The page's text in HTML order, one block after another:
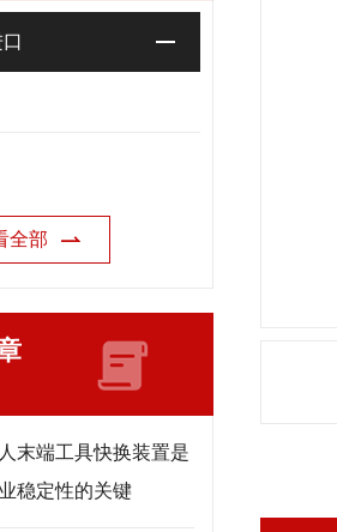
全部
末端工具快换装置是
稳定性的关键